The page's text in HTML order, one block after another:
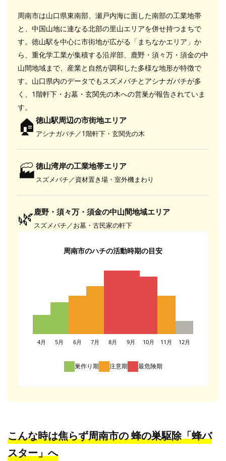
周南市は山口県東南部、瀬戸内海に面した南部の工業地帯
と、中国山地に連なる北部の里山エリアを併せ持つまちで
す。徳山駅を中心に市街地が広がる「まちなかエリア」か
ら、重化学工業が集積する沿岸部、鹿野・須々万・須金の中
山間地域まで、産業と自然が調和した多様な地形が特徴で
す。山口県内のデータでもスズメバチとアシナガバチが多
く、1階軒下・お墓・玄関先の木への営巣が報告されていま
す。
🏠 徳山駅周辺の市街地エリア
アシナガバチ／1階軒下・玄関先の木
🏭徳山湾岸の工業地帯エリア
スズメバチ／資材置き場・室外機まわり
🌿 鹿野・須々万・須金の中山間地域エリア
スズメバチ／お墓・古民家の軒下
周南市のハチの活動時期の目安
4月 5月 6月 7月 8月 9月 10月 11月 12月
巣作り期 注意期 最危険期
こんな時は焦らず周南市の蜂の巣駆除「蜂バ
スター」へ